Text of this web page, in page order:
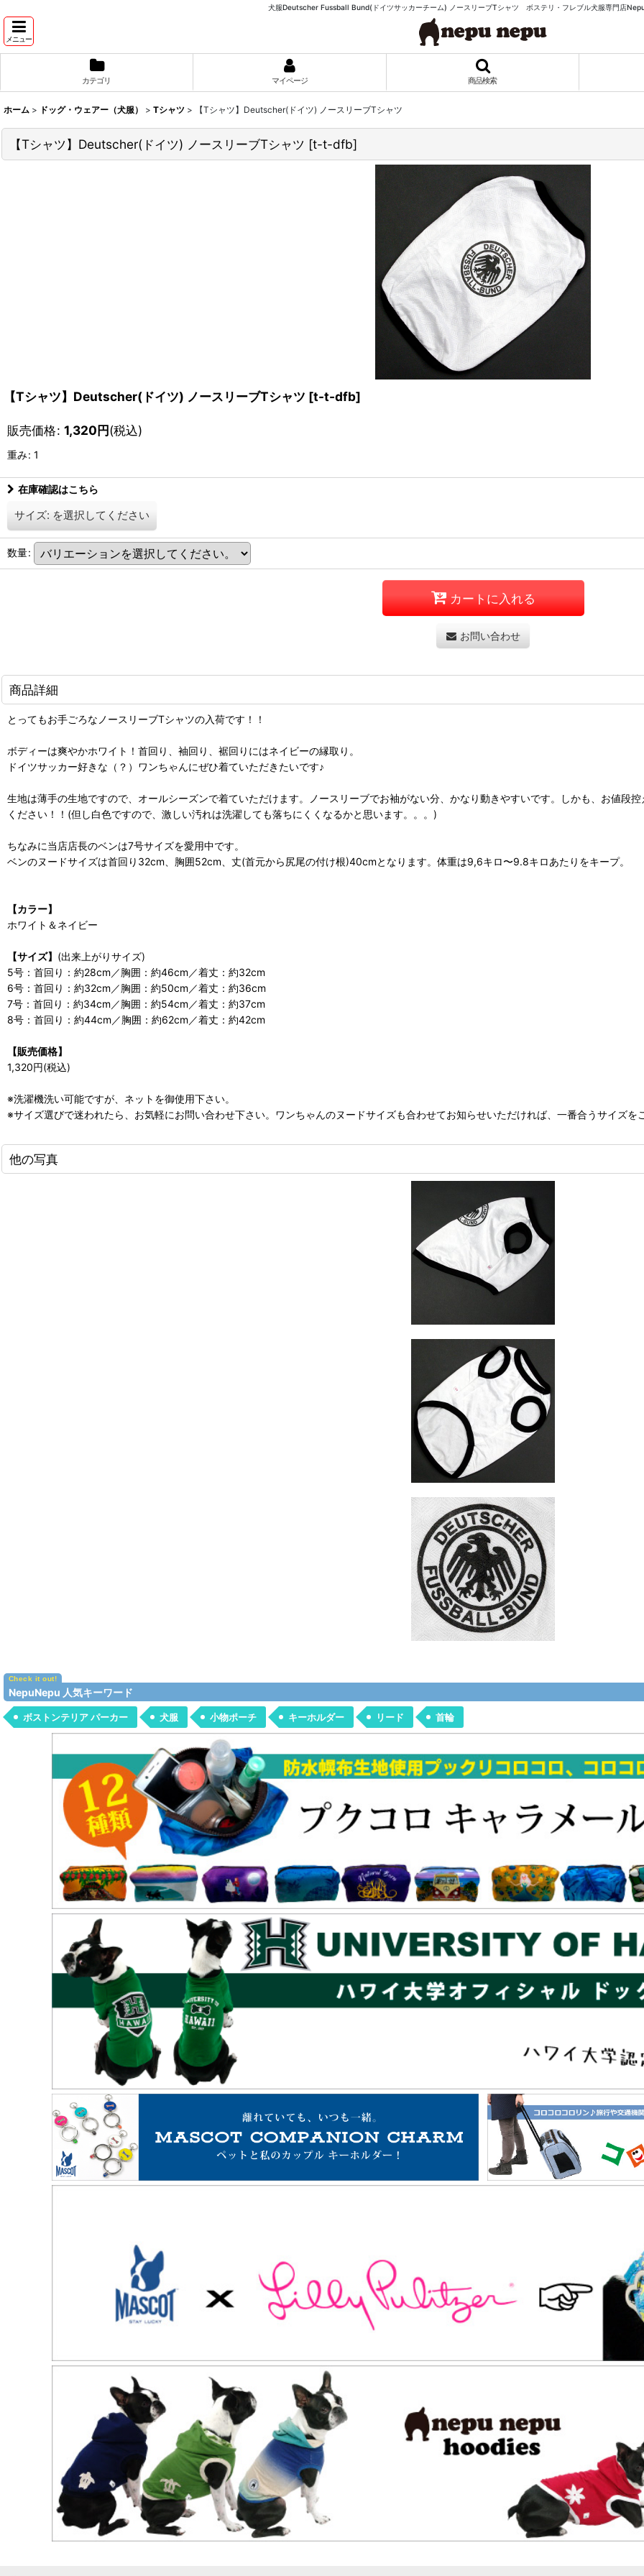
犬服Deutscher Fussball Bund(ドイツサッカーチーム) ノースリーブTシャツ ボステリ・フレブル犬服専門店
メニュー
カテゴリ マイページ 商品検索
ホーム > ドッグ・ウェアー（犬服） > Tシャツ > 【Tシャツ】Deutscher(ドイツ) ノースリーブTシャツ
【Tシャツ】Deutscher(ドイツ) ノースリーブTシャツ [t-t-dfb]
【Tシャツ】Deutscher(ドイツ) ノースリーブTシャツ [t-t-dfb]
販売価格: 1,320円(税込)
重み: 1
在庫確認はこちら
サイズ: を選択してください
数量:
カートに入れる
お問い合わせ
商品詳細
とってもお手ごろなノースリーブTシャツの入荷です！！
ボディーは爽やかホワイト！首回り、袖回り、裾回りにはネイビーの縁取り。
ドイツサッカー好きな（？）ワンちゃんにぜひ着ていただきたいです♪
生地は薄手の生地ですので、オールシーズンで着ていただけます。ノースリーブでお袖がない分、かなり動きやすいです。しかも、お値段
ください！！(但し白色ですので、激しい汚れは洗濯しても落ちにくくなるかと思います。。。)
ちなみに当店店長のベンは7号サイズを愛用中です。
ベンのヌードサイズは首回り32cm、胸囲52cm、丈(首元から尻尾の付け根)40cmとなります。体重は9,6キロ〜9.8キロあたりをキープ。
【カラー】
ホワイト＆ネイビー
【サイズ】 (出来上がりサイズ)
5号：首回り：約28cm／胸囲：約46cm／着丈：約32cm
6号：首回り：約32cm／胸囲：約50cm／着丈：約36cm
7号：首回り：約34cm／胸囲：約54cm／着丈：約37cm
8号：首回り：約44cm／胸囲：約62cm／着丈：約42cm
【販売価格】
1,320円(税込)
※洗濯機洗い可能ですが、ネットを御使用下さい。
※サイズ選びで迷われたら、お気軽にお問い合わせ下さい。ワンちゃんのヌードサイズも合わせてお知らせいただければ、一番合うサイズを
他の写真
NepuNepu 人気キーワード
ボストンテリア パーカー 犬服 小物ポーチ キーホルダー リード 首輪